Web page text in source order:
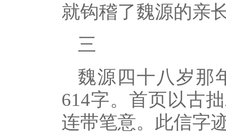
就钩稽了魏源的亲
三
魏源四十八岁那
614字。首页以古
连带笔意。此信字